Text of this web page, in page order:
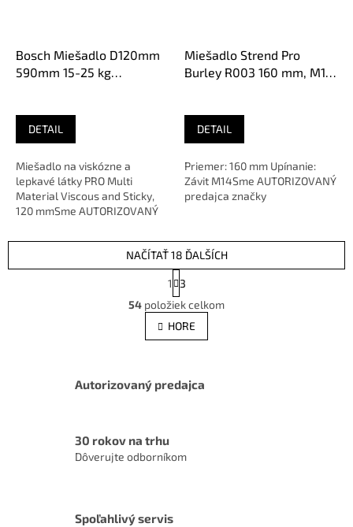
Bosch Miešadlo D120mm
590mm 15-25 kg
DETAIL
Miešadlo na viskózne a
lepkavé látky PRO Multi
Material Viscous and Sticky,
120 mmSme AUTORIZOVANÝ
Miešadlo Strend Pro
Burley R003 160 mm, M14,
DETAIL
Priemer: 160 mm Upínanie:
Závit M14Sme AUTORIZOVANÝ
predajca značky
O
v
l
á
c
v
NAČÍTAŤ 18 ĎALŠÍCH
S
t
r
á
n
k
a
1
3
54 položiek celkom
HORE
Autorizovaný predajca
30 rokov na trhu
Dôverujte odborníkom
Spoľahlivý servis